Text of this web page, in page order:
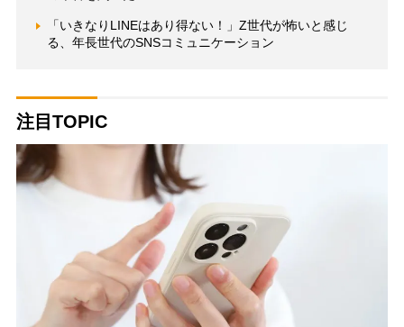
「いきなりLINEはあり得ない！」Z世代が怖いと感じ
る、年長世代のSNSコミュニケーション
注目TOPIC